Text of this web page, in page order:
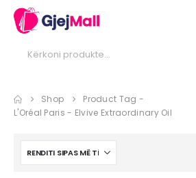
Shop
Product Tag -
L'Oréal Paris - Elvive Extraordinary Oil